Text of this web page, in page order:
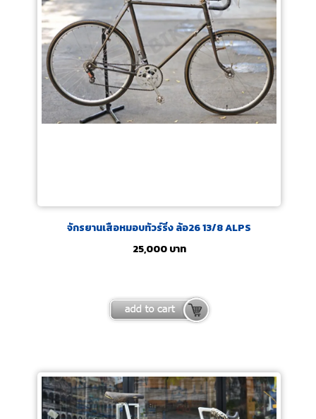
จักรยานเสือหมอบทัวร์ริ่ง ล้อ26 13/8 ALPS
25,000 บาท